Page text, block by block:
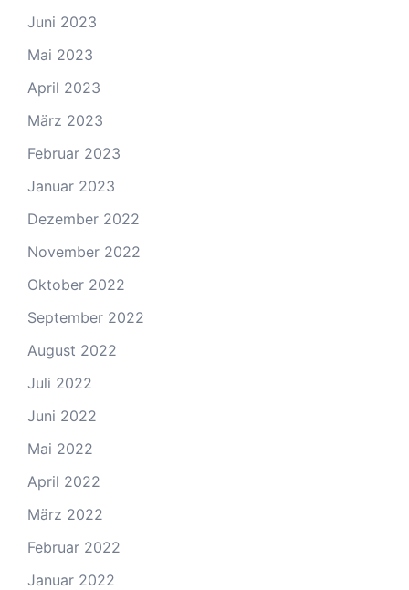
Juni 2023
Mai 2023
April 2023
März 2023
Februar 2023
Januar 2023
Dezember 2022
November 2022
Oktober 2022
September 2022
August 2022
Juli 2022
Juni 2022
Mai 2022
April 2022
März 2022
Februar 2022
Januar 2022